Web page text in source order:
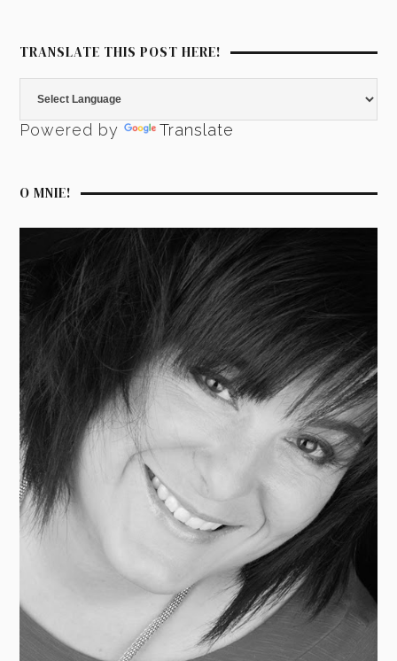
TRANSLATE THIS POST HERE!
Powered by Translate
O MNIE!